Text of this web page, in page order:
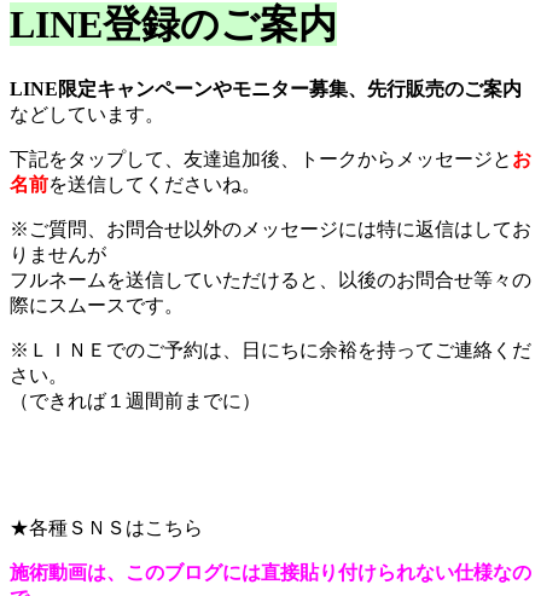
LINE登録のご案内
LINE限定キャンペーンやモニター募集、先行販売のご案内
などしています。
下記をタップして、友達追加後、トークからメッセージと お
名前を送信してくださいね。
※ご質問、お問合せ以外のメッセージには特に返信はしてお
りませんが
フルネームを送信していただけると、以後のお問合せ等々の
際にスムースです。
※ＬＩＮＥでのご予約は、日にちに余裕を持ってご連絡くだ
さい。
（できれば１週間前までに）
★各種ＳＮＳはこちら
施術動画は、このブログには直接貼り付けられない仕様なの